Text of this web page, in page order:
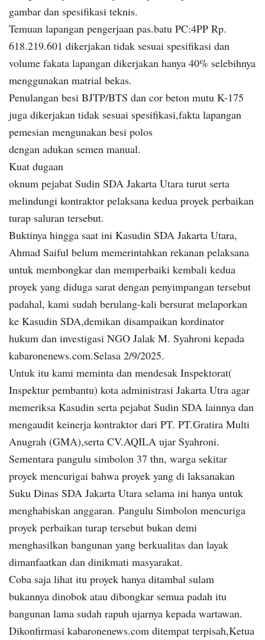
gambar dan spesifikasi teknis.
Temuan lapangan pengerjaan pas.batu PC:4PP Rp.
618.219.601 dikerjakan tidak sesuai spesifikasi dan
volume fakata lapangan dikerjakan hanya 40% selebihnya
menggunakan matrial bekas.
Penulangan besi BJTP/BTS dan cor beton mutu K-175
juga dikerjakan tidak sesuai spesifikasi,fakta lapangan
pemesian mengunakan besi polos
dengan adukan semen manual.
Kuat dugaan
oknum pejabat Sudin SDA Jakarta Utara turut serta
melindungi kontraktor pelaksana kedua proyek perbaikan
turap saluran tersebut.
Buktinya hingga saat ini Kasudin SDA Jakarta Utara,
Ahmad Saiful belum memerintahkan rekanan pelaksana
untuk membongkar dan memperbaiki kembali kedua
proyek yang diduga sarat dengan penyimpangan tersebut
padahal, kami sudah berulang-kali bersurat melaporkan
ke Kasudin SDA,demikan disampaikan kordinator
hukum dan investigasi NGO Jalak M. Syahroni kepada
kabaronenews.com.Selasa 2/9/2025.
Untuk itu kami meminta dan mendesak Inspektorat(
Inspektur pembantu) kota administrasi Jakarta Utra agar
memeriksa Kasudin serta pejabat Sudin SDA lainnya dan
mengaudit keinerja kontraktor dari PT. PT.Gratira Multi
Anugrah (GMA),serta CV.AQILA ujar Syahroni.
Sementara pangulu simbolon 37 thn, warga sekitar
proyek mencurigai bahwa proyek yang di laksanakan
Suku Dinas SDA Jakarta Utara selama ini hanya untuk
menghabiskan anggaran. Pangulu Simbolon mencuriga
proyek perbaikan turap tersebut bukan demi
menghasilkan bangunan yang berkualitas dan layak
dimanfaatkan dan dinikmati masyarakat.
Coba saja lihat itu proyek hanya ditambal sulam
bukannya dinobok atau dibongkar semua padah itu
bangunan lama sudah rapuh ujarnya kepada wartawan.
Dikonfirmasi kabaronenews.com ditempat terpisah,Ketua